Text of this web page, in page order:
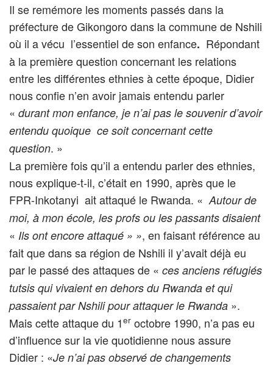
Il se remémore les moments passés dans la
préfecture de Gikongoro dans la commune de Nshili
où il a vécu l’essentiel de son enfance. Répondant
à la première question concernant les relations
entre les différentes ethnies à cette époque, Didier
nous confie n’en avoir jamais entendu parler
« durant mon enfance, je n’ai pas le souvenir d’avoir
entendu quoique ce soit concernant cette
question. »
La première fois qu’il a entendu parler des ethnies,
nous explique-t-il, c’était en 1990, après que le
FPR-Inkotanyi ait attaqué le Rwanda. « Autour de
moi, à mon école, les profs ou les passants disaient
« Ils ont encore attaqué » », en faisant référence au
fait que dans sa région de Nshili il y’avait déjà eu
par le passé des attaques de « ces anciens réfugiés
tutsis qui vivaient en dehors du Rwanda et qui
passaient par Nshili pour attaquer le Rwanda ».
Mais cette attaque du 1er octobre 1990, n’a pas eu
d’influence sur la vie quotidienne nous assure
Didier : «Je n’ai pas observé de changements